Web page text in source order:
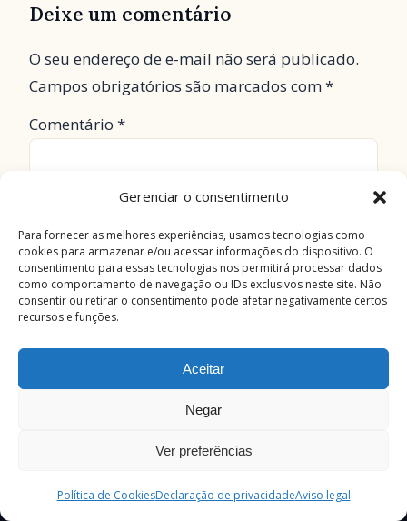
Gerenciar o consentimento
Para fornecer as melhores experiências, usamos tecnologias como
cookies para armazenar e/ou acessar informações do dispositivo. O
consentimento para essas tecnologias nos permitirá processar dados
como comportamento de navegação ou IDs exclusivos neste site. Não
consentir ou retirar o consentimento pode afetar negativamente certos
recursos e funções.
Aceitar
Negar
Ver preferências
Política de CookiesDeclaração de privacidadeAviso legal
Deixe um comentário
O seu endereço de e-mail não será publicado.
Campos obrigatórios são marcados com*
Comentário *
CONHECER O CURSO →